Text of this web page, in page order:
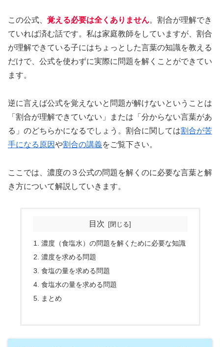
この公式、 覚える必要は全くありません。割合が理解でき
ていれば済む話です。私は家庭教師をしていますが、割合
が理解できている子にはちょっとした言葉の知識を教える
だけで、公式を使わずに実際に問題を解くことができてい
ます。
逆に言えば公式を覚えないと問題が解けないということは
「割合が理解できていない」または「分からない言葉があ
る」のどちらかになるでしょう。割合に関しては割合が苦
手になる原因や割合の講義をご覧下さい。
ここでは、濃度の３公式の問題を解くのに必要な言葉と解
き方について解説していきます。
目次
濃度（食塩水）の問題を解くために必要な知識
濃度を求める問題
食塩の量を求める問題
食塩水の量を求める問題
まとめ